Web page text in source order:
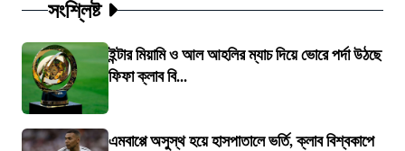
সংশ্লিষ্ট
ইন্টার মিয়ামি ও আল আহলির ম্যাচ দিয়ে ভোরে পর্দা উঠছে
ফিফা ক্লাব বি...
এমবাপ্পে অসুস্থ হয়ে হাসপাতালে ভর্তি, ক্লাব বিশ্বকাপে